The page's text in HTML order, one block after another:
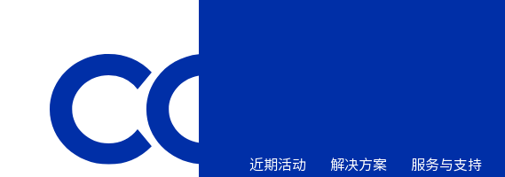
近期活动 解决方案 服务与支持